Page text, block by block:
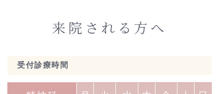
来院される方へ
受付診療時間